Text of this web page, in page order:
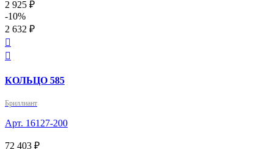
2 925 ₽
-10%
2 632 ₽


КОЛЬЦО 585
Бриллиант
Арт. 16127-200
72 403 ₽